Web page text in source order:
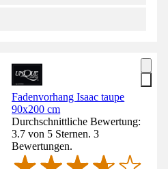
Fadenvorhang Isaac taupe
90x200 cm
Durchschnittliche Bewertung:
3.7 von 5 Sternen. 3
Bewertungen.